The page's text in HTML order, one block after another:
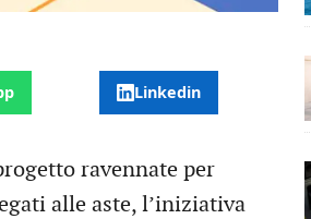
Linkedin
ravennate per
alle aste, l’iniziativa